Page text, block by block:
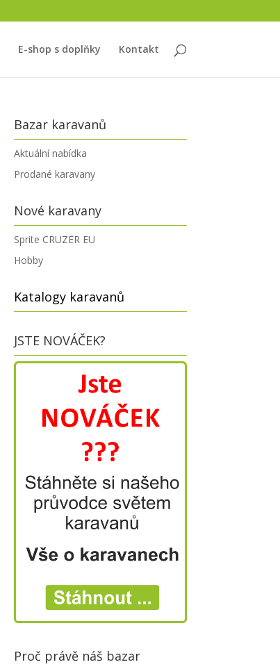
E-shop s doplňky Kontakt
Bazar karavanů
Aktuální nabídka
Prodané karavany
Nové karavany
Sprite CRUZER EU
Hobby
Katalogy karavanů
JSTE NOVÁČEK?
Proč právě náš bazar